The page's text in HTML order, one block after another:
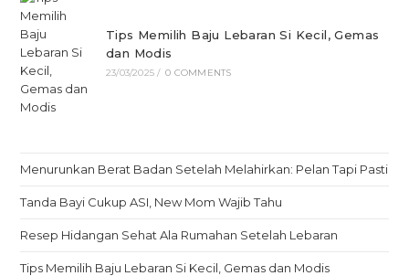
Tips Memilih Baju Lebaran Si Kecil, Gemas
dan Modis
23/03/2025 / 0 COMMENTS
Menurunkan Berat Badan Setelah Melahirkan: Pelan Tapi Pasti
Tanda Bayi Cukup ASI, New Mom Wajib Tahu
Resep Hidangan Sehat Ala Rumahan Setelah Lebaran
Tips Memilih Baju Lebaran Si Kecil, Gemas dan Modis